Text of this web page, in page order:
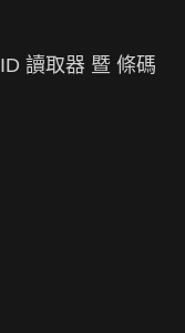
讀取器 暨 條碼